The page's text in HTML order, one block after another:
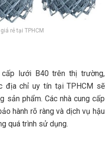
rẻ tại TPHCM
lưới B40 trên thị trường,
địa chỉ uy tín tại TPHCM sẽ
sản phẩm. Các nhà cung cấp
hành rõ ràng và dịch vụ hậu
quá trình sử dụng.